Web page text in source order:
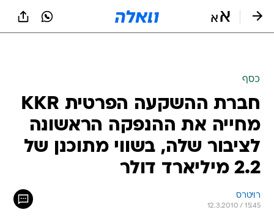
כסף
חברת ההשקעה הפרטית KKR
מחייה את ההנפקה הראשונה
לציבור שלה, בשווי מתוכנן של
2.2 מיליארד דולר
רויטרס
12.3.2010 / 15:45